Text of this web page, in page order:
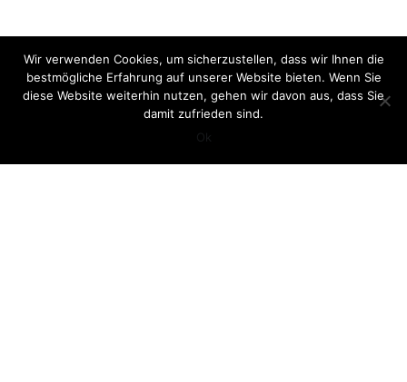
Wir verwenden Cookies, um sicherzustellen, dass wir Ihnen die
bestmögliche Erfahrung auf unserer Website bieten. Wenn Sie
diese Website weiterhin nutzen, gehen wir davon aus, dass Sie
damit zufrieden sind.
Ok